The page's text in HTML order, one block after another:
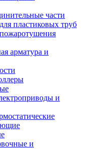
части
пластиковых труб
арматура и
и
и